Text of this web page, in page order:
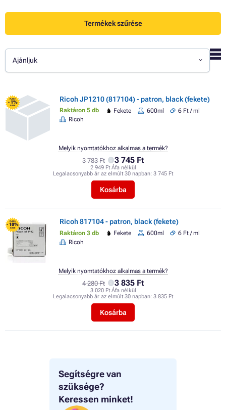
Segítségre van
szüksége?
Keressen minket!
Termékek szűrése
Ajánljuk
FLASH
- 1%
SALE
Ricoh JP1210 (817104) - patron, black (fekete)
Raktáron 5 db Fekete 600ml
6 Ft / ml
Ricoh
3 783 Ft 3 745 Ft
2 949 Ft Áfa nélkül
Legalacsonyabb ár az elmúlt 30 napban: 3 745 Ft
Kosárba
Melyik nyomtatókhoz alkalmas a termék?
FLASH
- 10%
SALE
Ricoh 817104 - patron, black (fekete)
Raktáron 3 db Fekete 600ml
6 Ft / ml
Ricoh
4 280 Ft 3 835 Ft
3 020 Ft Áfa nélkül
Legalacsonyabb ár az elmúlt 30 napban: 3 835 Ft
Kosárba
Melyik nyomtatókhoz alkalmas a termék?